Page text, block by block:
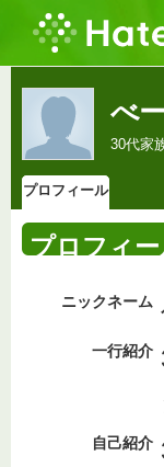
べ
30代家
プロフィール
プロフィ
ニックネーム
一行紹介
自己紹介